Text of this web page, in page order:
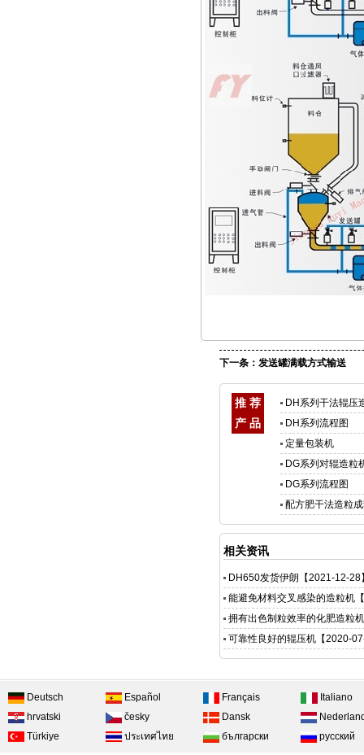
下一条： 发送罐满载方式输送
推 荐
产 品
DH系列干法辊压
DH系列流程图
定量包装机
DG系列对辊造粒
DG系列流程图
配方肥干法造粒
相关资讯
DH650发货伊朗 【2021-12-28
能避免材料交叉感染的造粒机
拥有出色制粒效率的化肥造粒机
可靠性良好的辊压机 【2020-
Deutsch Español Français
Italiano
hrvatski
česky Dansk
Türkiye
ประเทศไทย български русский